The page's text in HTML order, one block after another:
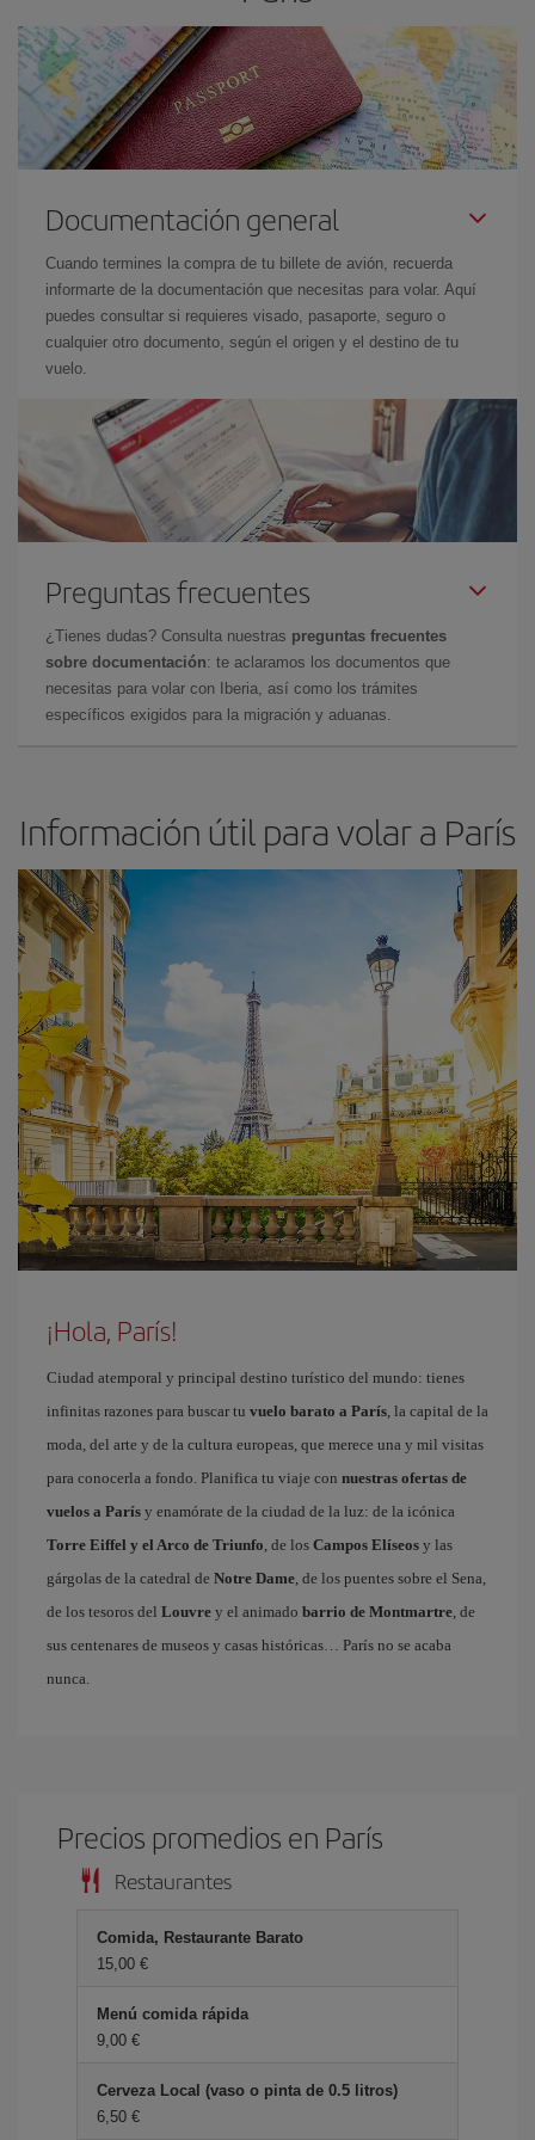
Documentación general
Cuando termines la compra de tu billete de avión, recuerda
informarte de la documentación que necesitas para volar. Aquí
puedes consultar si requieres visado, pasaporte, seguro o
cualquier otro documento, según el origen y el destino de tu
vuelo.
Preguntas frecuentes
¿Tienes dudas? Consulta nuestras preguntas frecuentes
sobre documentación: te aclaramos los documentos que
necesitas para volar con Iberia, así como los trámites
específicos exigidos para la migración y aduanas.
Información útil para volar a París
¡Hola, París!
Ciudad atemporal y principal destino turístico del mundo: tienes
infinitas razones para buscar tu vuelo barato a París, la capital de la
moda, del arte y de la cultura europeas, que merece una y mil visitas
para conocerla a fondo. Planifica tu viaje con nuestras ofertas de
vuelos a París y enamórate de la ciudad de la luz: de la icónica
Torre Eiffel y el Arco de Triunfo, de los Campos Elíseos y las
gárgolas de la catedral de Notre Dame, de los puentes sobre el Sena,
de los tesoros del Louvre y el animado barrio de Montmartre, de
sus centenares de museos y casas históricas… París no se acaba
nunca.
Precios promedios en París
Restaurantes
Comida, Restaurante Barato
15,00 €
Menú comida rápida
9,00 €
Cerveza Local (vaso o pinta de 0.5 litros)
6,50 €